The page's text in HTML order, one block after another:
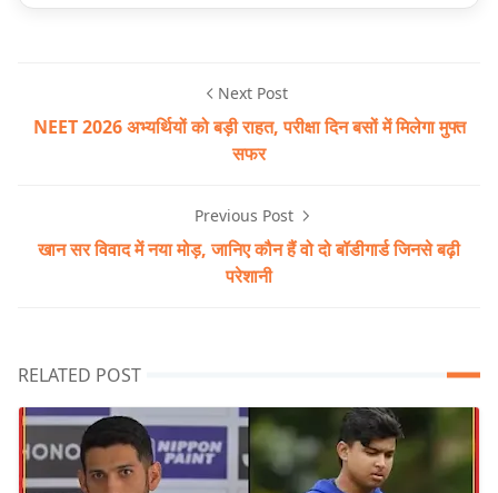
Next Post
NEET 2026 अभ्यर्थियों को बड़ी राहत, परीक्षा दिन बसों में मिलेगा मुफ्त
सफर
Previous Post
खान सर विवाद में नया मोड़, जानिए कौन हैं वो दो बॉडीगार्ड जिनसे बढ़ी
परेशानी
RELATED POST